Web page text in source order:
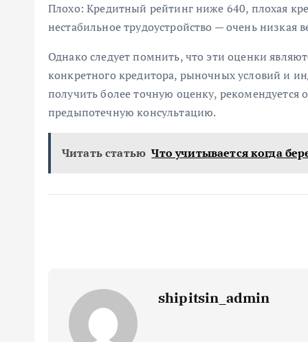
Плохо: Кредитный рейтинг ниже 640, плохая
нестабильное трудоустройство — очень низкая
Однако следует помнить, что эти оценки
конкретного кредитора, рыночных условий и
получить более точную оценку, рекомендуется
предыпотечную консультацию.
Читать статью Что учитывается когда
shipitsin_admin